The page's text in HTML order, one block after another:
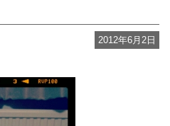
2012年6月2日